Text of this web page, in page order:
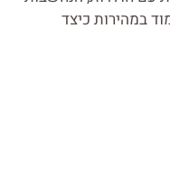
במהירות כיצד